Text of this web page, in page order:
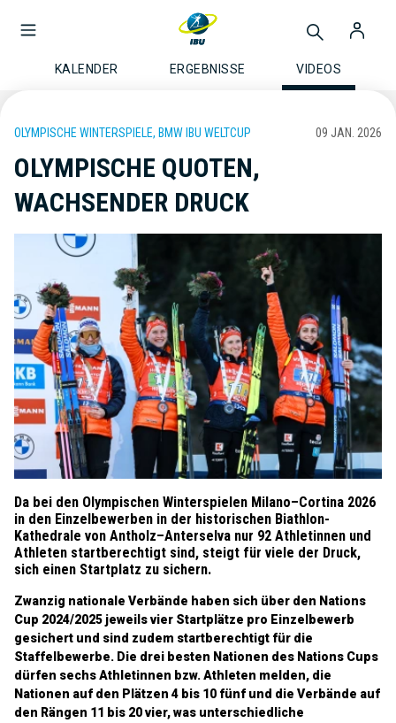
KALENDER ERGEBNISSE VIDEOS
OLYMPISCHE WINTERSPIELE, BMW IBU WELTCUP 09 JAN. 2026
OLYMPISCHE QUOTEN,
WACHSENDER DRUCK
Da bei den Olympischen Winterspielen Milano–Cortina 2026
in den Einzelbewerben in der historischen Biathlon-
Kathedrale von Antholz–Anterselva nur 92 Athletinnen und
Athleten startberechtigt sind, steigt für viele der Druck,
sich einen Startplatz zu sichern.
Zwanzig nationale Verbände haben sich über den Nations
Cup 2024/2025 jeweils vier Startplätze pro Einzelbewerb
gesichert und sind zudem startberechtigt für die
Staffelbewerbe. Die drei besten Nationen des Nations Cups
dürfen sechs Athletinnen bzw. Athleten melden, die
Nationen auf den Plätzen 4 bis 10 fünf und die Verbände auf
den Rängen 11 bis 20 vier, was unterschiedliche